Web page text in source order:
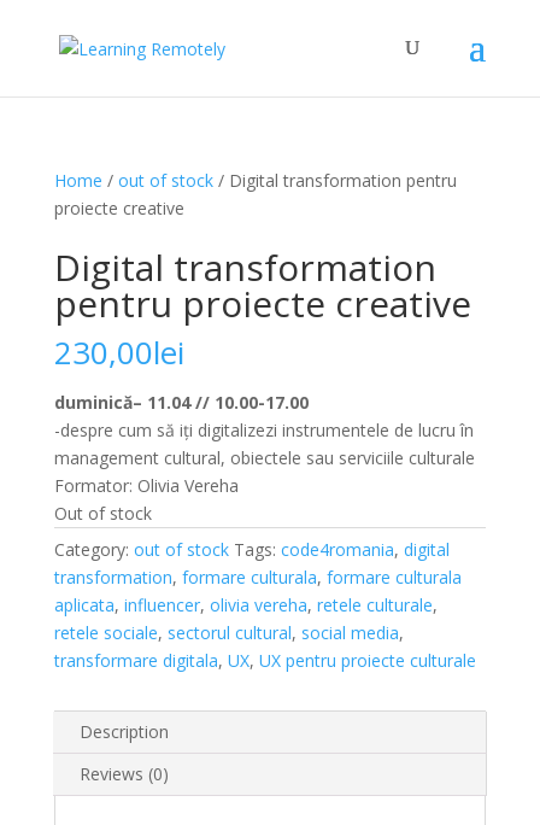
Home / out of stock/ Digital transformation pentru
proiecte creative
Digital transformation
pentru proiecte creative
230,00lei
duminică– 11.04 // 10.00-17.00
-despre cum să iți digitalizezi instrumentele de lucru în
management cultural, obiectele sau serviciile culturale
Formator: Olivia Vereha
Out of stock
Category: out of stock Tags: code4romania, digital
transformation, formare culturala, formare culturala
aplicata, influencer, olivia vereha, retele culturale,
retele sociale, sectorul cultural, social media,
transformare digitala, UX, UX pentru proiecte culturale
Description
Reviews (0)